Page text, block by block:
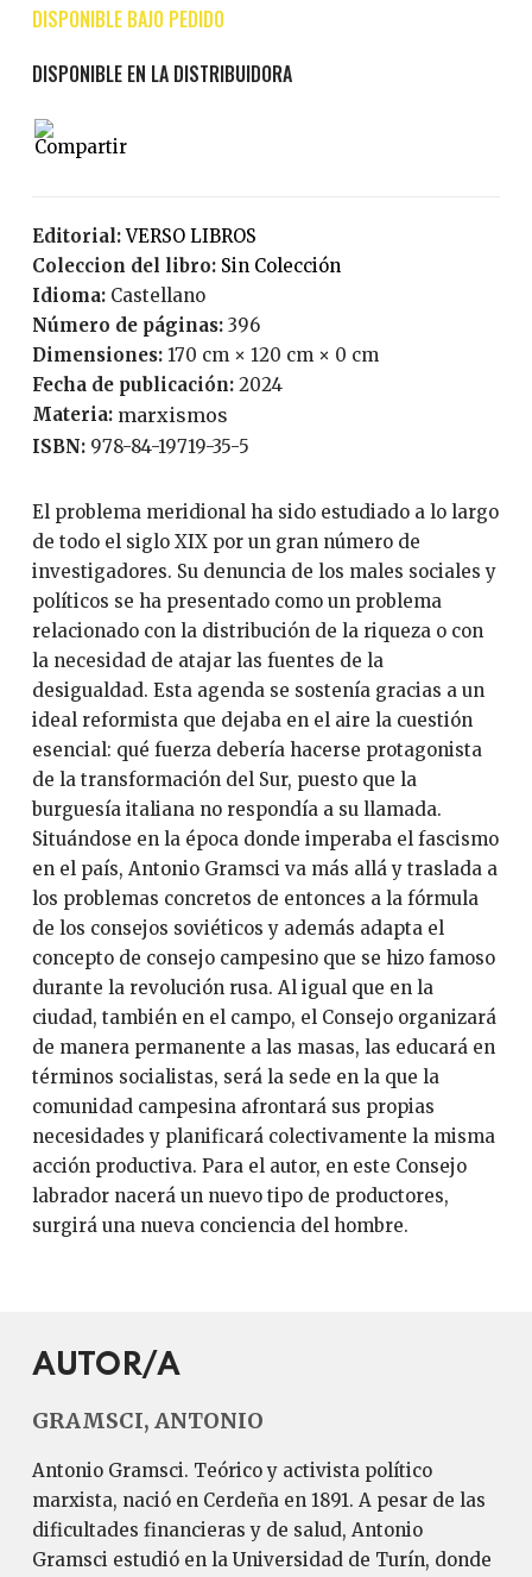
Editorial: VERSO LIBROS
Coleccion del libro:
Sin Colección
Idioma:
Castellano
Número de páginas:
396
Dimensiones: 170 cm × 120 cm × 0 cm
Fecha de publicación:
2024
Materia: marxismos
ISBN: 978-84-19719-35-5
El problema meridional ha sido estudiado a lo largo
de todo el siglo XIX por un gran número de
investigadores. Su denuncia de los males sociales y
políticos se ha presentado como un problema
relacionado con la distribución de la riqueza o con
la necesidad de atajar las fuentes de la
desigualdad. Esta agenda se sostenía gracias a un
ideal reformista que dejaba en el aire la cuestión
esencial: qué fuerza debería hacerse protagonista
de la transformación del Sur, puesto que la
burguesía italiana no respondía a su llamada.
Situándose en la época donde imperaba el fascismo
en el país, Antonio Gramsci va más allá y traslada a
los problemas concretos de entonces a la fórmula
de los consejos soviéticos y además adapta el
concepto de consejo campesino que se hizo famoso
durante la revolución rusa. Al igual que en la
ciudad, también en el campo, el Consejo organizará
de manera permanente a las masas, las educará en
términos socialistas, será la sede en la que la
comunidad campesina afrontará sus propias
necesidades y planificará colectivamente la misma
acción productiva. Para el autor, en este Consejo
labrador nacerá un nuevo tipo de productores,
surgirá una nueva conciencia del hombre.
AUTOR/A
GRAMSCI, ANTONIO
Antonio Gramsci. Teórico y activista político
marxista, nació en Cerdeña en 1891. A pesar de las
dificultades financieras y de salud, Antonio
Gramsci estudió en la Universidad de Turín, donde